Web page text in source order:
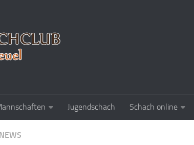
Jugendschach Schach online